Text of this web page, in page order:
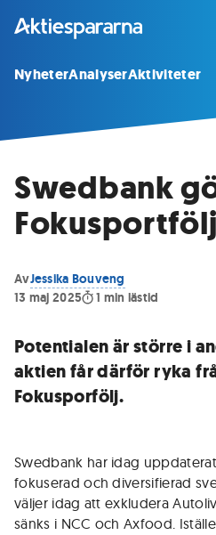
NyheterAnalyserAktiviteter
Swedbank
Fokusportfölj
AvJessika Bouveng
13 maj 2025
1 min lästid
Potentialen är större i
aktien får därför ryka
Fokusporfölj.
Swedbank har idag
fokuserad och diversifierad
väljer idag att exkludera
sänks i NCC och Axfood.